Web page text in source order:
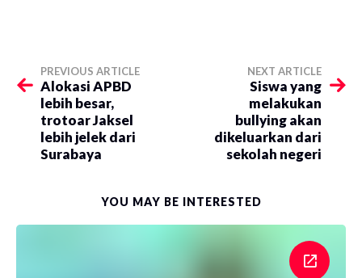
PREVIOUS ARTICLE
Alokasi APBD
lebih besar,
trotoar Jaksel
lebih jelek dari
Surabaya
NEXT ARTICLE
Siswa yang
melakukan
bullying akan
dikeluarkan dari
sekolah negeri
YOU MAY BE INTERESTED